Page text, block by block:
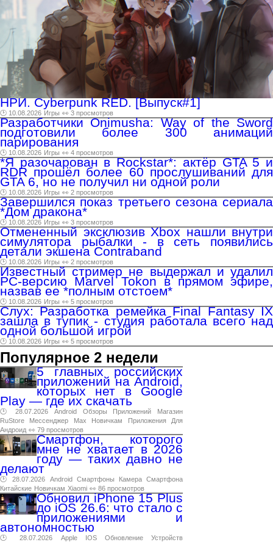
НРИ. Cyberpunk RED. [Выпуск#1]
🕑 10.08.2026 Игры 👀 3 просмотров
Разработчики Onimusha: Way of the Sword
подготовили более 300 анимаций
парирования
🕑 10.08.2026 Игры 👀 4 просмотров
*Я разочарован в Rockstar*: актёр GTA 5 и
RDR прошёл более 60 прослушиваний для
GTA 6, но не получил ни одной роли
🕑 10.08.2026 Игры 👀 2 просмотров
Завершился показ третьего сезона сериала
*Дом дракона*
🕑 10.08.2026 Игры 👀 3 просмотров
Отмененный эксклюзив Xbox нашли внутри
симулятора рыбалки - в сеть появились
детали экшена Contraband
🕑 10.08.2026 Игры 👀 2 просмотров
Известный стример не выдержал и удалил
PC-версию Marvel Tokon в прямом эфире,
назвав ее *полным отстоем*
🕑 10.08.2026 Игры 👀 5 просмотров
Слух: Разработка ремейка Final Fantasy IX
зашла в тупик - студия работала всего над
одной большой игрой
🕑 10.08.2026 Игры 👀 5 просмотров
Популярное 2 недели
5 главных российских
приложений на Android,
которых нет в Google
Play — где их скачать
🕑 28.07.2026 Android Обзоры Приложений
Магазин
RuStore
Мессенджер Max Новичкам Приложения
Для
Андроид 👀 79 просмотров
Смартфон, которого
мне не хватает в 2026
году — таких давно не
делают
🕑 28.07.2026 Android Смартфоны Камера Смартфона
Китайские Новичкам Xiaomi 👀 86 просмотров
Обновил iPhone 15 Plus
до iOS 26.6: что стало с
приложениями и
автономностью
🕑 28.07.2026 Apple IOS Обновление
Устройств